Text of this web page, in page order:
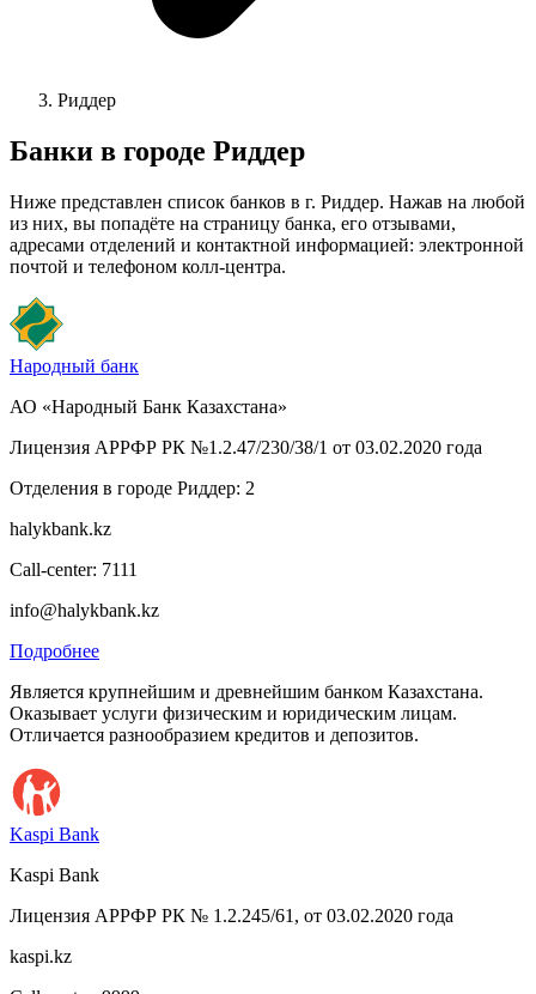
Риддер
Банки в городе Риддер
Ниже представлен список банков в г. Риддер. Нажав на любой
из них, вы попадёте на страницу банка, его отзывами,
адресами отделений и контактной информацией: электронной
почтой и телефоном колл-центра.
Народный банк
АО «Народный Банк Казахстана»
Лицензия АРРФР РК №1.2.47/230/38/1 от 03.02.2020 года
Отделения в городе Риддер: 2
halykbank.kz
Call-center: 7111
info@halykbank.kz
Подробнее
Является крупнейшим и древнейшим банком Казахстана.
Оказывает услуги физическим и юридическим лицам.
Отличается разнообразием кредитов и депозитов.
Kaspi Bank
Kaspi Bank
Лицензия АРРФР РК № 1.2.245/61, от 03.02.2020 года
kaspi.kz